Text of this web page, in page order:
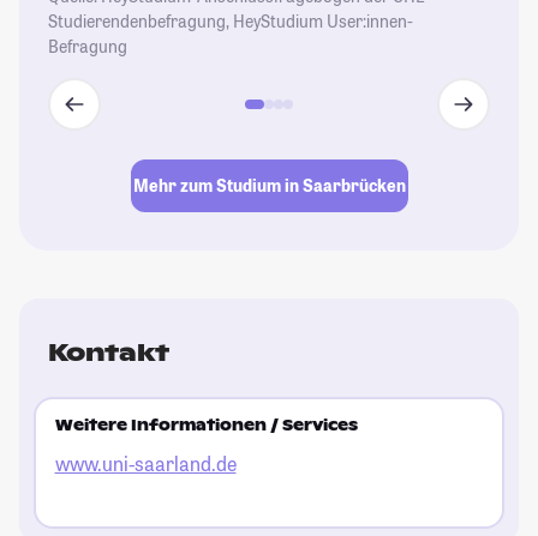
Studierendenbefragung, HeyStudium User:innen-
Befragung
Mehr zum Studium in Saarbrücken
Kontakt
Weitere Informationen / Services
www.uni-saarland.de